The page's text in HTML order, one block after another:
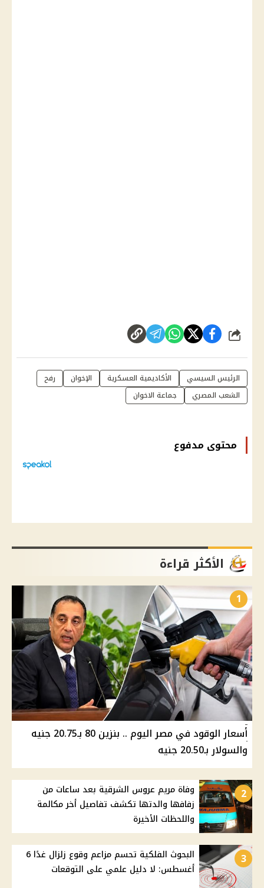
شارك
الرئيس السيسي الأكاديمية العسكرية الإخوان
رفح
الشعب المصري
جماعة الاخوان
محتوى مدفوع
الأكثر قراءة
1
أسعار الوقود في مصر اليوم .. بنزين 80 بـ20.75 جنيه
والسولار بـ20.50 جنيه
2
وفاة مريم عروس الشرقية بعد ساعات من
زفافها والدتها تكشف تفاصيل أخر مكالمة
واللحظات الأخيرة
3
البحوث الفلكية تحسم مزاعم وقوع زلزال غدًا 6
أغسطس: لا دليل علمي على التوقعات